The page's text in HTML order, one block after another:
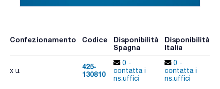
Confezionamento Codice
Disponibilità
Spagna
Disponibilità
Italia
x u.
425-
130810
0 -
contatta i
ns.uffici
0 -
contatta i
ns.uffici